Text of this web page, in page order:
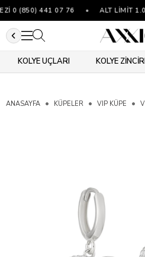
0 (850) 441 07 76 ALT LİMİT
KOLYE UÇLARI KOLYE
ANASAYFA KÜPELER VIP KÜPE